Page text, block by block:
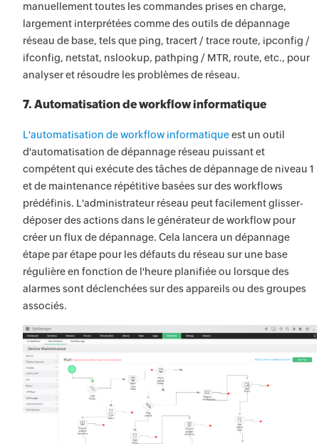
manuellement toutes les commandes prises en charge,
largement interprétées comme des outils de dépannage
réseau de base, tels que ping, tracert / trace route, ipconfig /
ifconfig, netstat, nslookup, pathping / MTR, route, etc., pour
analyser et résoudre les problèmes de réseau.
7. Automatisation de workflow informatique
L'automatisation de workflow informatiqueest un outil
d'automatisation de dépannage réseau puissant et
compétent qui exécute des tâches de dépannage de niveau 1
et de maintenance répétitive basées sur des workflows
prédéfinis. L'administrateur réseau peut facilement glisser-
déposer des actions dans le générateur de workflow pour
créer un flux de dépannage. Cela lancera un dépannage
étape par étape pour les défauts du réseau sur une base
régulière en fonction de l'heure planifiée ou lorsque des
alarmes sont déclenchées sur des appareils ou des groupes
associés.